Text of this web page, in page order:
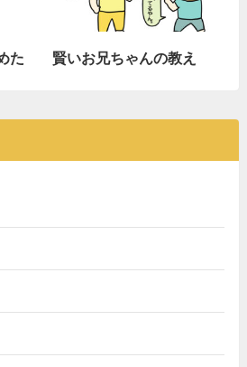
た 賢いお兄ちゃんの教え